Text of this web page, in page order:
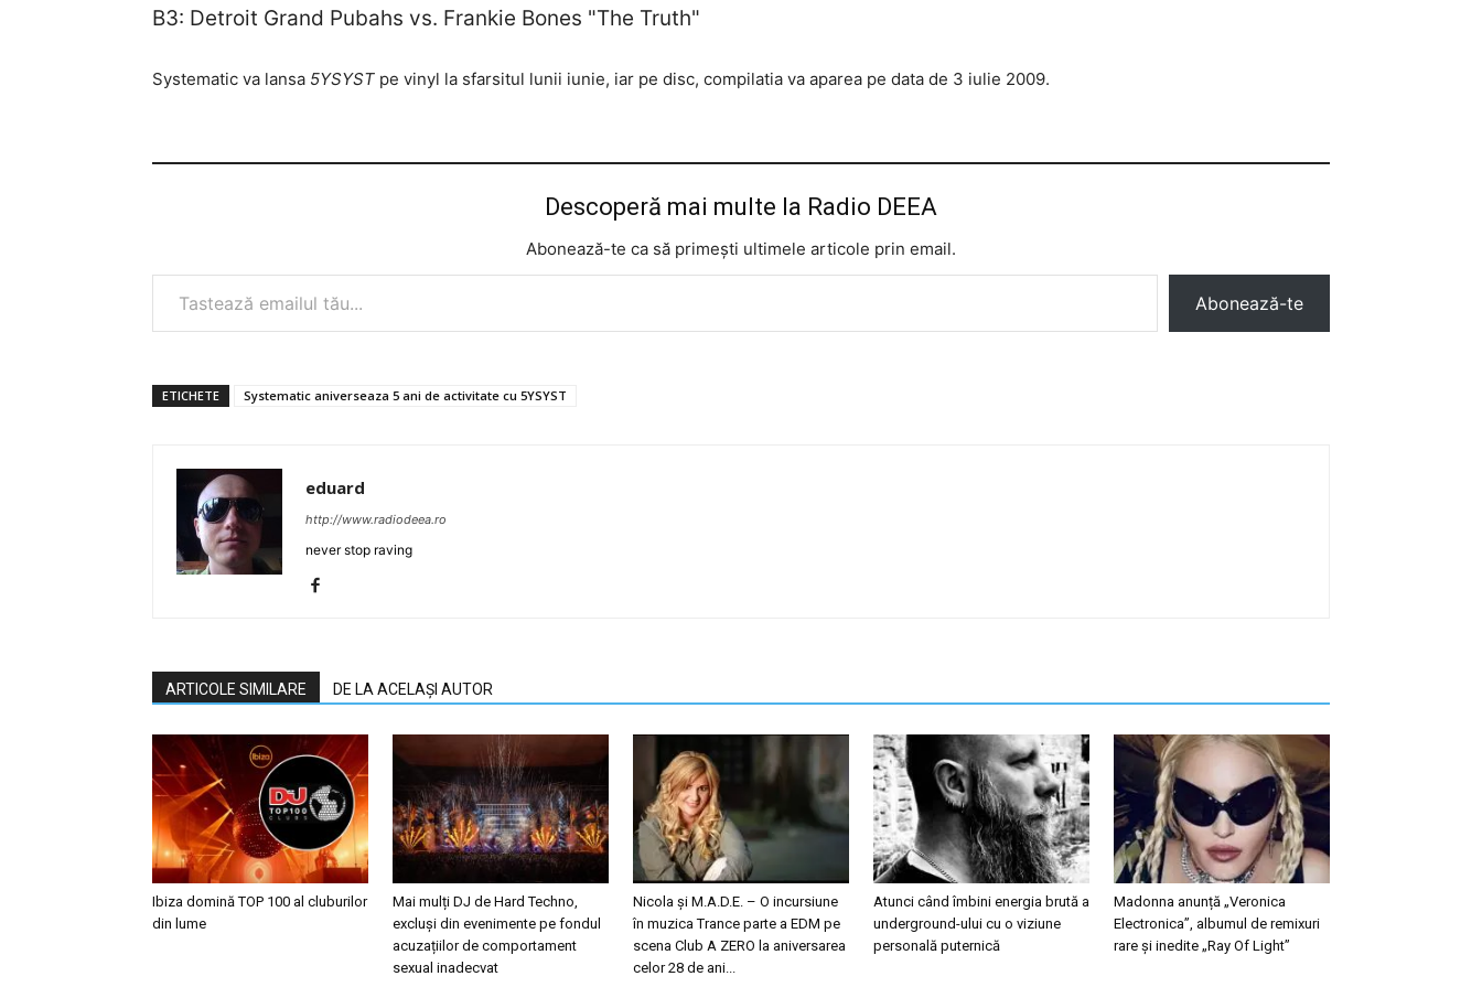
B3: Detroit Grand Pubahs vs. Frankie Bones "The Truth"
Systematic va lansa 5YSYST pe vinyl la sfarsitul lunii iunie, iar pe disc, compilatia va aparea pe data de 3 iulie 2009.
Descoperă mai multe la Radio DEEA
Abonează-te ca să primești ultimele articole prin email.
Tastează emailul tău...
Abonează-te
ETICHETE Systematic aniverseaza 5 ani de activitate cu 5YSYST
eduard
http://www.radiodeea.ro
never stop raving
ARTICOLE SIMILARE DE LA ACELAȘI AUTOR
Ibiza domină TOP 100 al cluburilor
din lume
Mai mulți DJ de Hard Techno,
excluși din evenimente pe fondul
acuzațiilor de comportament
sexual inadecvat
Nicola și M.A.D.E. – O incursiune
în muzica Trance parte a EDM pe
scena Club A ZERO la aniversarea
celor 28 de ani...
Atunci când îmbini energia brută a
underground-ului cu o viziune
personală puternică
Madonna anunță „Veronica
Electronica”, albumul de remixuri
rare și inedite „Ray Of Light”